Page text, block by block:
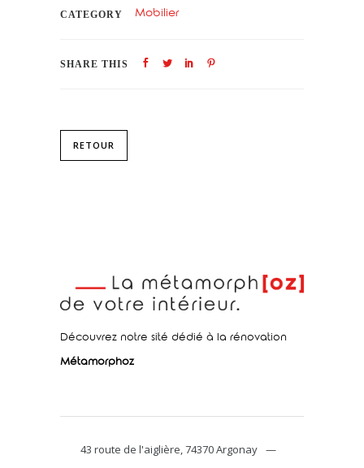
CATEGORY Mobilier
SHARE THIS
RETOUR
Découvrez notre sité dédié à la rénovation
Métamorphoz
43 route de l'aiglière, 74370 Argonay —